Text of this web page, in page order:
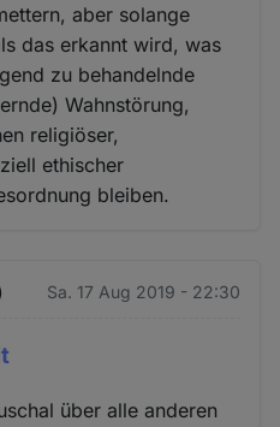
aber solange
das erkannt wird, was
zu behandelnde
Wahnstörung,
religiöser,
ethischer
bleiben.
Sa. 17 Aug 2019 - 22:30
über alle anderen